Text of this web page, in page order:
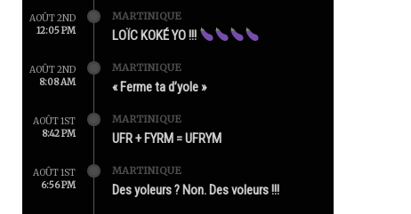
AOÛT 2ND
12:05 PM
MARTINIQUE
LOÏC KOKÉ YO !!!
AOÛT 2ND
8:08 AM
MARTINIQUE
« Ferme ta d’yole »
AOÛT 1ST
8:42 PM
MARTINIQUE
UFR + FYRM = UFRYM
AOÛT 1ST
6:56 PM
MARTINIQUE
Des yoleurs ? Non. Des voleurs !!!